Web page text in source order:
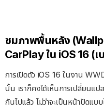
ชมภาพพื้นหลัง
CarPlay ใน iOS 16 (เ
การเปิดตัว iOS 16 ในงาน
นั้น เราก็คงได้เห็นการเปลี่ยน
กันไปแล้ว ไม่ว่าจะเป็นหน้าปัดแ